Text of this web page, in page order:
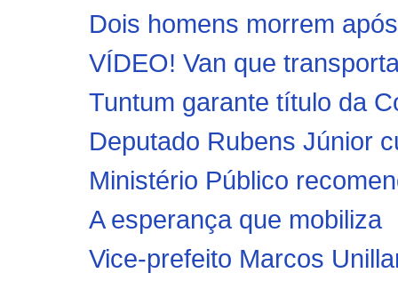
Dois homens morrem
VÍDEO! Van que
Tuntum garante título da
Deputado Rubens Júnior
Ministério Público
A esperança que mobiliza
Vice-prefeito Marcos